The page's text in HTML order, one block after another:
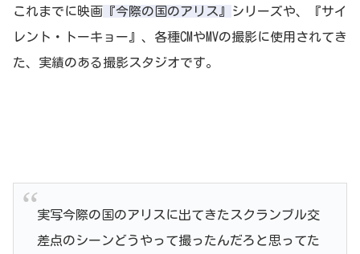
これまでに映画 『今際の国のアリス』
シリーズや、『サイ
レント・トーキョー』、各種CMやMVの撮影に使用されてき
た、実績のある撮影スタジオです。
実写今際の国のアリスに出てきたスクランブル交
差点のシーンどうやって撮ったんだろと思ってた